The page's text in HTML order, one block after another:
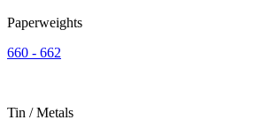
Paperweights
660 - 662
Tin / Metals